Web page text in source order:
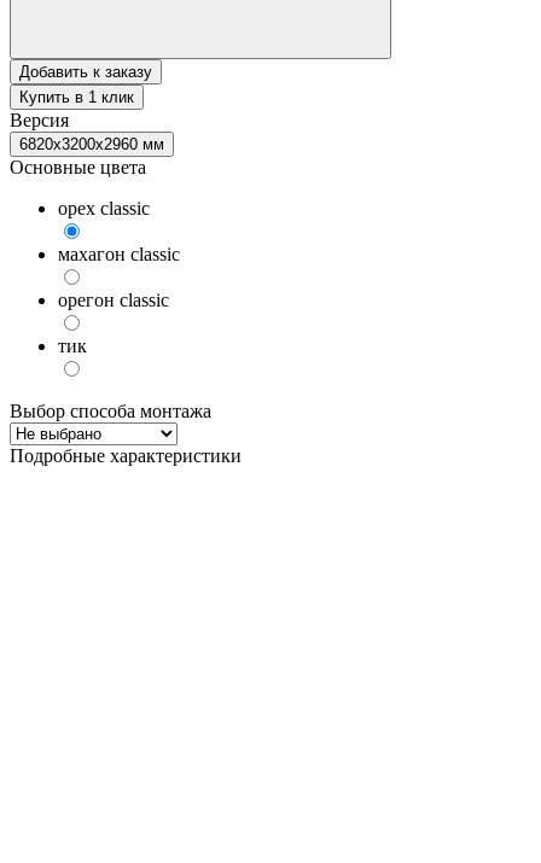
Добавить к заказу
Купить в 1 клик
Версия
6820х3200х2960 мм
Основные цвета
орех classic
махагон classic
орегон classic
тик
Выбор способа монтажа
Подробные характеристики